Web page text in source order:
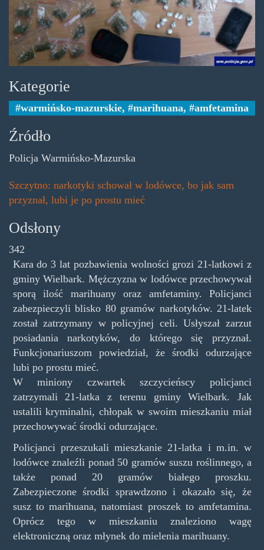
Kategorie
warmińsko-mazurskie, marihuana, amfetamina
Źródło
Policja Warmińsko-Mazurska
Szczytno: narkotyki schował w lodówce, bo jak sam
przyznał, lubi je po prostu mieć
Odsłony
342
Kara do 3 lat pozbawienia wolności grozi 21-latkowi z
gminy Wielbark. Mężczyzna w lodówce przechowywał
sporą ilość marihuany oraz amfetaminy. Policjanci
zabezpieczyli blisko 80 gramów narkotyków. 21-latek
został zatrzymany w policyjnej celi. Usłyszał zarzut
posiadania narkotyków, do którego się przyznał.
Funkcjonariuszom powiedział, że środki odurzające
lubi po prostu mieć.
W miniony czwartek szczycieńscy policjanci
zatrzymali 21-latka z terenu gminy Wielbark. Jak
ustalili kryminalni, chłopak w swoim mieszkaniu miał
przechowywać środki odurzające.
Policjanci przeszukali mieszkanie 21-latka i m.in. w
lodówce znaleźli ponad 50 gramów suszu roślinnego, a
także ponad 20 gramów białego proszku.
Zabezpieczone środki sprawdzono i okazało się, że
susz to marihuana, natomiast proszek to amfetamina.
Oprócz tego w mieszkaniu znaleziono wagę
elektroniczną oraz młynek do mielenia marihuany.